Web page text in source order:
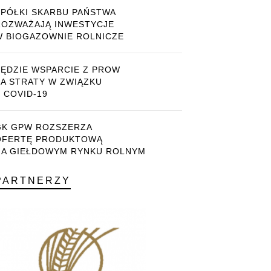
SKARBU PAŃSTWA
INWESTYCJE
BIOGAZOWNIE ROLNICZE
WSPARCIE Z PROW
STRATY W ZWIĄZKU
COVID-19
GPW ROZSZERZA
PRODUKTOWĄ
GIEŁDOWYM RYNKU ROLNYM